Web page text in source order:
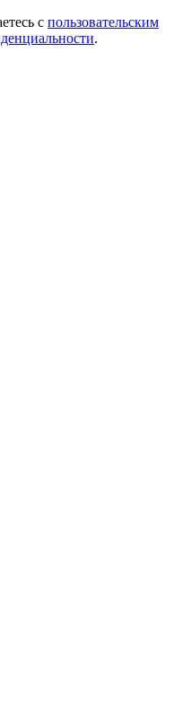
с пользовательским
.